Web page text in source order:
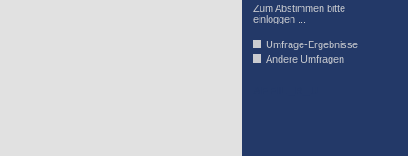
Zum Abstimmen bitte
einloggen ...
Umfrage-Ergebnisse
Andere Umfragen